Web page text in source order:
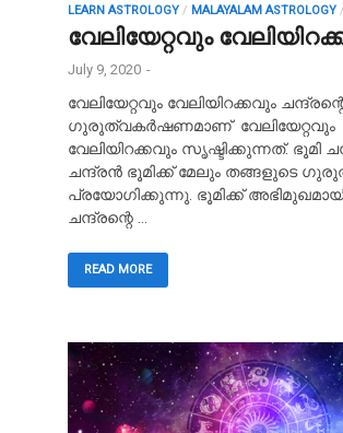
LEARN ASTROLOGY / MALAYALAM ASTROLOGY /
വേലിയേറ്റവും
July 9, 2020 -
വേലിയേറ്റവും വേലിയിറക്കവും
ഗുരുത്വകർഷണമാണ് വേലിയേറ്റവും
വേലിയിറക്കവും സൃഷ്ടിക്കുന്നത്. ഭൂമി
ചന്ദ്രൻ ഭൂമിക്ക് മേലും തങ്ങളുടെ
പ്രയോഗിക്കുന്നു. ഭൂമിക്ക്
ചന്ദ്രന്റെ …
READ MORE